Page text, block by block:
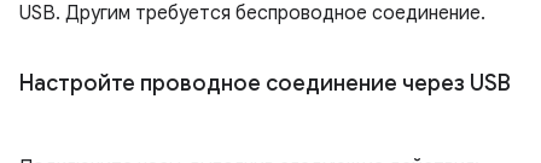
USB. Другим требуется беспроводное соединение.
Настройте проводное соединение через USB